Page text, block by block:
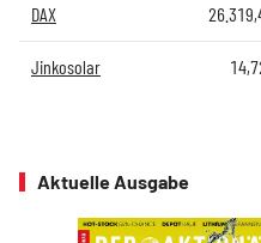
DAX
Jinkosolar
Aktuelle Ausgabe